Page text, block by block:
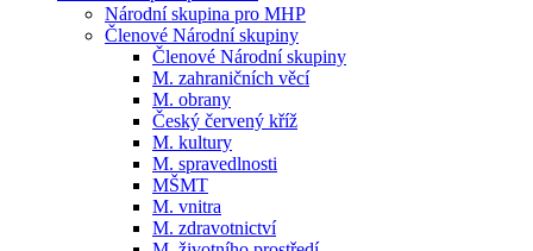
Národní skupina pro MHP
Členové Národní skupiny
Členové Národní skupiny
M. zahraničních věcí
M. obrany
Český červený kříž
M. kultury
M. spravedlnosti
MŠMT
M. vnitra
M. zdravotnictví